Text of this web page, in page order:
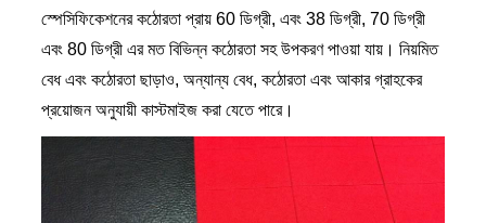
স্পেসিফিকেশনের কঠোরতা প্রায় 60 ডিগ্রী, এবং 38 ডিগ্রী, 70 ডিগ্রী
এবং 80 ডিগ্রী এর মত বিভিন্ন কঠোরতা সহ উপকরণ পাওয়া যায়। নিয়মিত
বেধ এবং কঠোরতা ছাড়াও, অন্যান্য বেধ, কঠোরতা এবং আকার গ্রাহকের
প্রয়োজন অনুযায়ী কাস্টমাইজ করা যেতে পারে।